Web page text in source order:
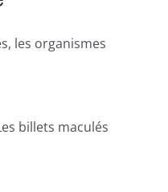
les organismes
billets maculés